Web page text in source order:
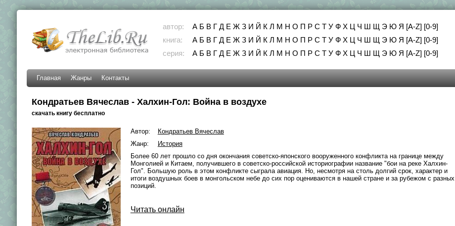
автор: А Б В Г Д Е Ж З И Й К Л М Н О П Р С Т У Ф Х Ц Ч Ш Щ Э Ю Я [A-Z] [0-9]
книга:
А Б В Г Д Е Ж З И Й К Л М Н О П Р С Т У Ф Х Ц Ч Ш Щ Э Ю Я [A-Z] [0-9]
серия:
А Б В Г Д Е Ж З И Й К Л М Н О П Р С Т У Ф Х Ц Ч Ш Щ Э Ю Я [A-Z] [0-9]
Главная Жанры Контакты
Кондратьев Вячеслав - Халхин-Гол: Война в воздухе
скачать книгу бесплатно
Автор:
Кондратьев Вячеслав
Жанр:
История
Более 60 лет прошло со дня окончания советско-японского вооруженного конфликта на границе между
Монголией и Китаем, получившего в советско-российской историографии название "бои на реке Халхин-
Гол". Большую роль в этом конфликте сыграла авиация. Но, несмотря на столь долгий срок, характер и
итоги воздушных боев в монгольском небе до сих пор оцениваются в нашей стране и за рубежом с разных
позиций.
Читать онлайн